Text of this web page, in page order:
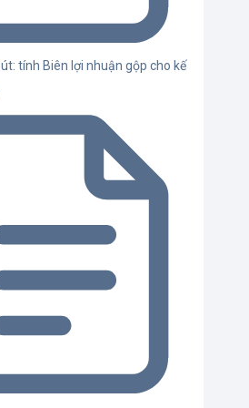
tính Biên lợi nhuận gộp cho kế